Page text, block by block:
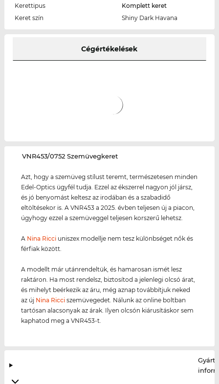
Kerettipus
Komplett keret
Keret szín
Shiny Dark Havana
Cégértékelések
‌VNR453/0752 Szemüvegkeret
Azt, hogy a szemüveg stílust teremt, természetesen minden
Edel-Optics ügyfél tudja. Ezzel az ékszerrel nagyon jól jársz,
és jó benyomást keltesz az irodában és a szabadidő
eltöltésekor is. A VNR453 a 2025. évben teljesen új a piacon,
úgyhogy ezzel a szemüveggel teljesen korszerű lehetsz.
A Nina Ricci uniszex modellje nem tesz különbséget nők és
férfiak között.
A modellt már utánrendeltük, és hamarosan ismét lesz
raktáron. Ha most rendelsz, biztosítod a jelenlegi olcsó árat,
és mihelyt beérkezik az áru, még aznap továbbítjuk neked
az új Nina Ricci szemüvegedet. Nálunk az online boltban
tartósan alacsonyak az árak. Ilyen olcsón kiárusításkor sem
kaphatod meg a VNR453-t.